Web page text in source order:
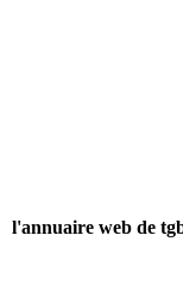
l'annuaire web de